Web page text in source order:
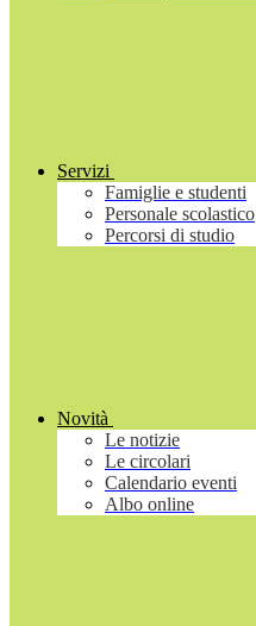
Servizi
Famiglie e studenti
Personale scolastico
Percorsi di studio
Novità
Le notizie
Le circolari
Calendario eventi
Albo online